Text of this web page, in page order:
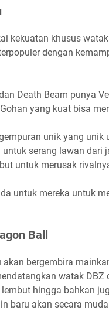
kekuatan khusus
dengan
Death Beam punya
yang kuat bisa
unik yang unik
serang lawan dari
untuk merusak
untuk mereka untuk
Ball
bergembira
watak
hingga bahkan
baru akan secara